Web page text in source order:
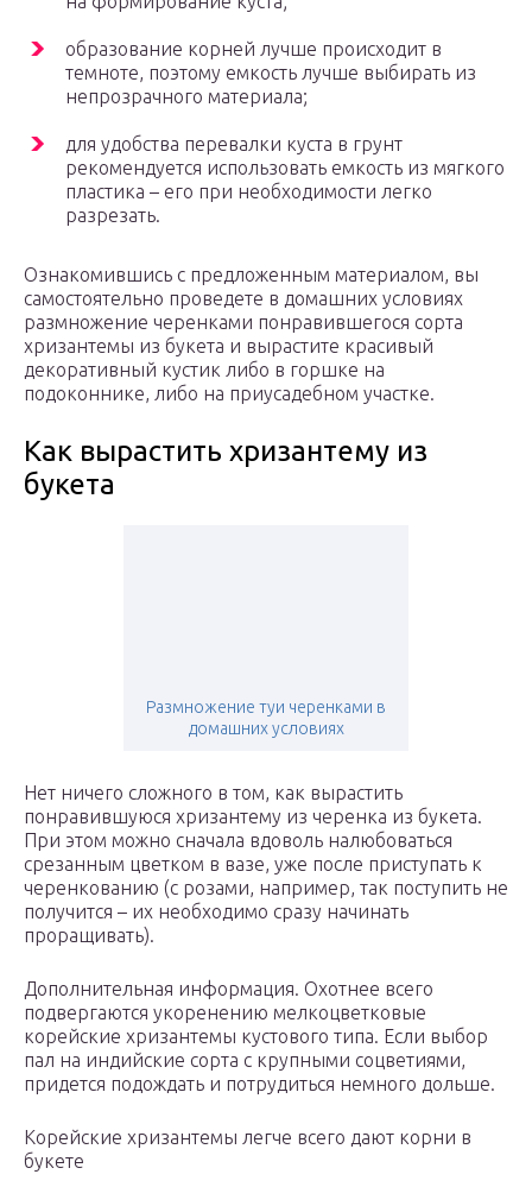
образование корней лучше происходит в
темноте, поэтому емкость лучше выбирать из
непрозрачного материала;
для удобства перевалки куста в грунт
рекомендуется использовать емкость из мягкого
пластика – его при необходимости легко
разрезать.
Ознакомившись с предложенным материалом, вы
самостоятельно проведете в домашних условиях
размножение черенками понравившегося сорта
хризантемы из букета и вырастите красивый
декоративный кустик либо в горшке на
подоконнике, либо на приусадебном участке.
Как вырастить хризантему из
букета
Размножение туи черенками в
домашних условиях
Нет ничего сложного в том, как вырастить
понравившуюся хризантему из черенка из букета.
При этом можно сначала вдоволь налюбоваться
срезанным цветком в вазе, уже после приступать к
черенкованию (с розами, например, так поступить не
получится – их необходимо сразу начинать
проращивать).
Дополнительная информация. Охотнее всего
подвергаются укоренению мелкоцветковые
корейские хризантемы кустового типа. Если выбор
пал на индийские сорта с крупными соцветиями,
придется подождать и потрудиться немного дольше.
Корейские хризантемы легче всего дают корни в
букете